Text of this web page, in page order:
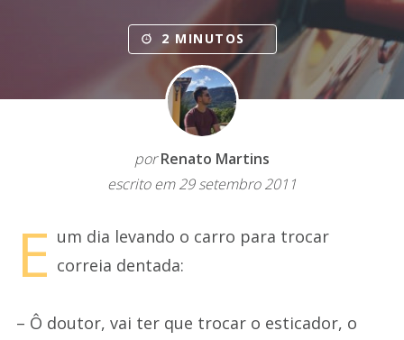
2 MINUTOS
porRenato Martins
escrito em 29 setembro 2011
E um dia levando o carro para trocar
correia dentada:
– Ô doutor, vai ter que trocar o esticador, o